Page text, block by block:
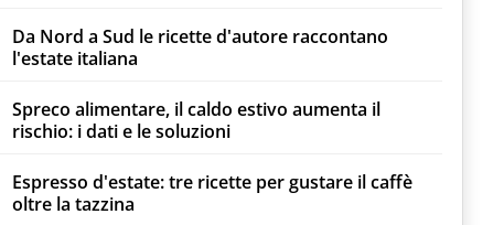
Da Nord a Sud le ricette d'autore raccontano
l'estate italiana
Spreco alimentare, il caldo estivo aumenta il
rischio: i dati e le soluzioni
Espresso d'estate: tre ricette per gustare il caffè
oltre la tazzina